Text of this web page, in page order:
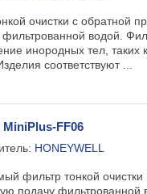
очистки с обратной
водой.
инородных тел, таких
соответствуют ...
MiniPlus-FF06
HONEYWELL
фильтр тонкой
подачу фильтрованной